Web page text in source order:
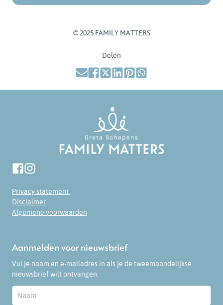
© 2025 FAMILY MATTERS
Delen
Privacy statement
Disclaimer
Algemene voorwaarden
Aanmelden voor nieuwsbrief
Vul je naam en e-mailadres in als je de tweemaandelijkse
nieuwsbrief wilt ontvangen.